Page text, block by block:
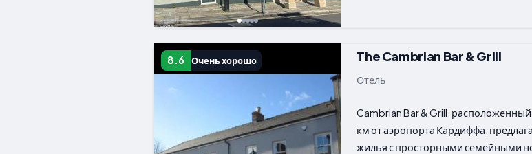
8.6 Очень хорошо The Cambrian Bar & Grill
Отель
Cambrian Bar & Grill,
км от аэропорта Кардиффа,
жилья с просторными семейными